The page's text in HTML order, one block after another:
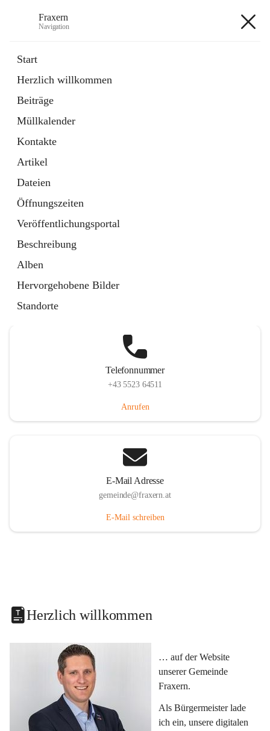
Fraxern
Navigation
Start
Herzlich willkommen
Beiträge
Müllkalender
Kontakte
Artikel
Dateien
Öffnungszeiten
Veröffentlichungsportal
Beschreibung
Alben
Hervorgehobene Bilder
Standorte
Ordner
in
Tab
Formulare
Artikel
öffnet
in
neuem
Tab
Telefonnummer
+43 5523 64511
Anrufen
E-Mail Adresse
gemeinde@fraxern.at
E-Mail schreiben
Herzlich willkommen
… auf der Website
unserer Gemeinde
Fraxern.
Als Bürgermeister lade
ich ein, unsere digitalen